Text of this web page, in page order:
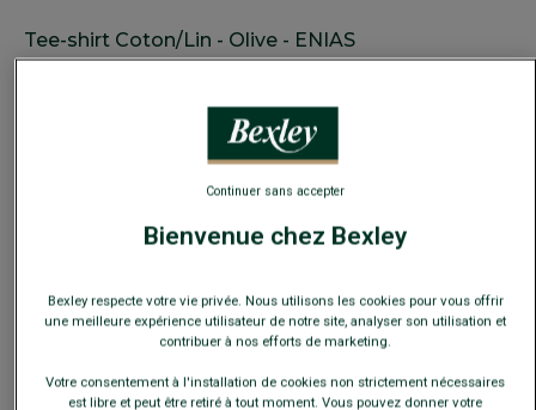
Tee-shirt Coton/Lin - Olive - ENIAS
19,00 € PRIX D'ÉTÉ
COULEURS DISPONIBLESBienvenue chez Bexley
Bexley respecte votre vie privée. Nous utilisons les cookies pour vous offrir
une meilleure expérience utilisateur de notre site, analyser son utilisation et
contribuer à nos efforts de marketing.
Votre consentement à l'installation de cookies non strictement nécessaires
est libre et peut être retiré à tout moment. Vous pouvez donner votre
Continuer sans accepter